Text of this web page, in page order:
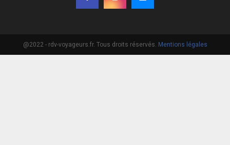
@2022 - rdv-voyageurs.fr. Tous droits réservés. Mentions légales